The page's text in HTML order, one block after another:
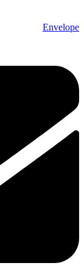
Envelope